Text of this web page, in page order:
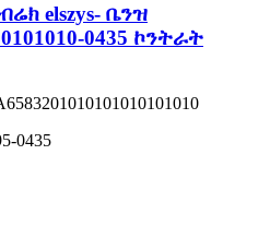
elszys- ቤንዝ
0435 ኮንትራት
0435